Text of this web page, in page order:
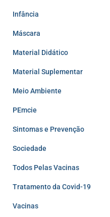
Infância
Máscara
Material Didático
Material Suplementar
Meio Ambiente
PEmcie
Sintomas e Prevenção
Sociedade
Todos Pelas Vacinas
Tratamento da Covid-19
Vacinas